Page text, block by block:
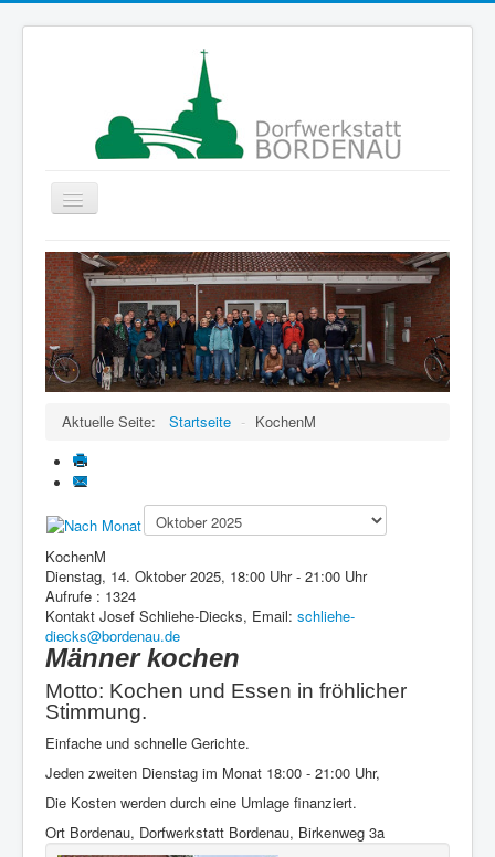
Navigation
an/aus
Startseite
Gruppen
Der Verein
Projekte
Kontakte
Presse
Aktuelle Seite: Startseite - KochenM
KochenM
Dienstag, 14. Oktober 2025, 18:00 Uhr - 21:00 Uhr
Aufrufe : 1324
Kontakt Josef Schliehe-Diecks, Email: schliehe-
diecks@bordenau.de
Männer kochen
Motto: Kochen und Essen in fröhlicher
Stimmung.
Einfache und schnelle Gerichte.
Jeden zweiten Dienstag im Monat 18:00 - 21:00 Uhr,
Die Kosten werden durch eine Umlage finanziert.
Ort Bordenau, Dorfwerkstatt Bordenau, Birkenweg 3a